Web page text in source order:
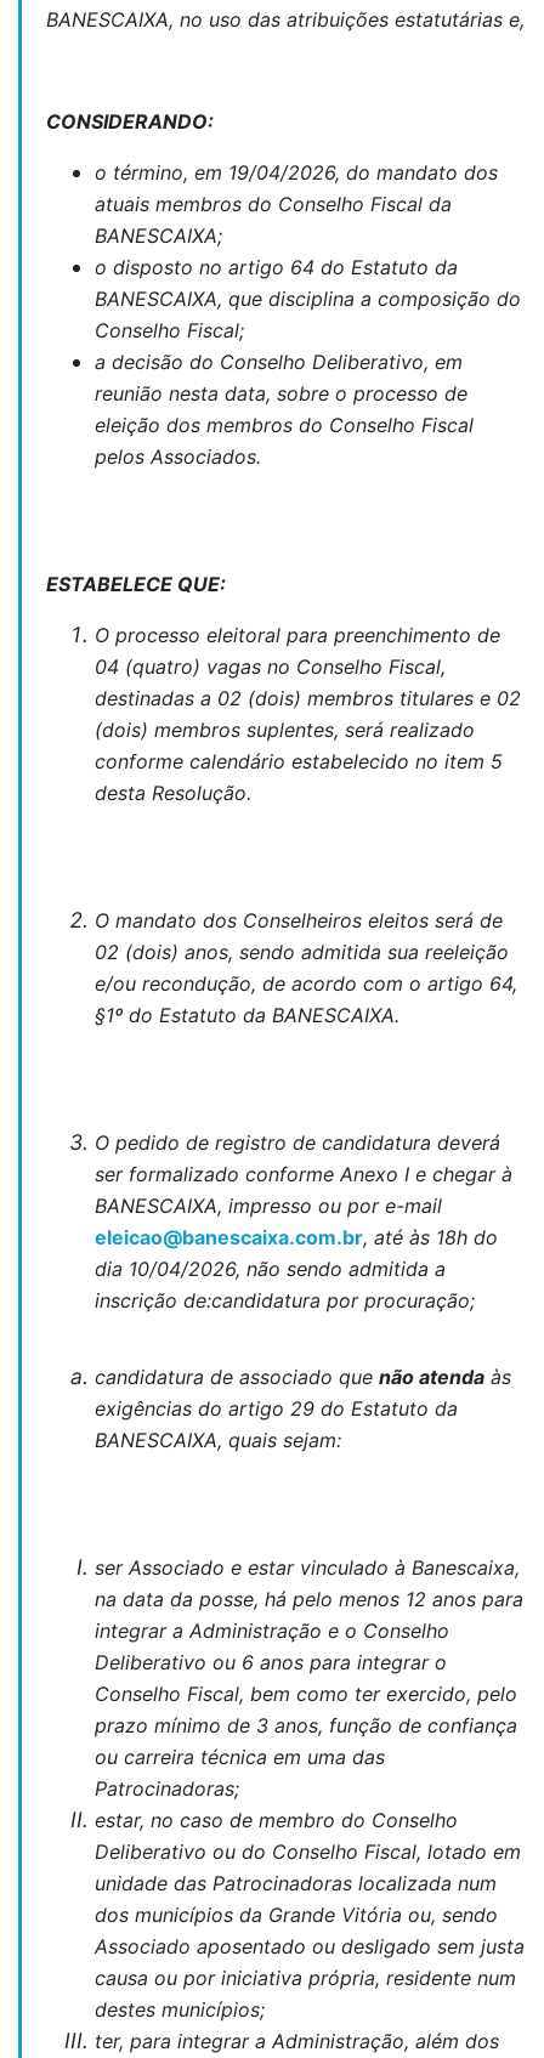
BANESCAIXA, no uso das atribuições estatutárias e,
CONSIDERANDO:
o término, em 19/04/2026, do mandato dos
atuais membros do Conselho Fiscal da
BANESCAIXA;
o disposto no artigo 64 do Estatuto da
BANESCAIXA, que disciplina a composição do
Conselho Fiscal;
a decisão do Conselho Deliberativo, em
reunião nesta data, sobre o processo de
eleição dos membros do Conselho Fiscal
pelos Associados.
ESTABELECE QUE:
O processo eleitoral para preenchimento de
04 (quatro) vagas no Conselho Fiscal,
destinadas a 02 (dois) membros titulares e 02
(dois) membros suplentes, será realizado
conforme calendário estabelecido no item 5
desta Resolução.
O mandato dos Conselheiros eleitos será de
02 (dois) anos, sendo admitida sua reeleição
e/ou recondução, de acordo com o artigo 64,
§1º do Estatuto da BANESCAIXA.
O pedido de registro de candidatura deverá
ser formalizado conforme Anexo I e chegar à
BANESCAIXA, impresso ou por e-mail
eleicao@banescaixa.com.br, até às 18h do
dia 10/04/2026, não sendo admitida a
inscrição de:candidatura por procuração;
candidatura de associado que não atenda às
exigências do artigo 29 do Estatuto da
BANESCAIXA, quais sejam:
ser Associado e estar vinculado à Banescaixa,
na data da posse, há pelo menos 12 anos para
integrar a Administração e o Conselho
Deliberativo ou 6 anos para integrar o
Conselho Fiscal, bem como ter exercido, pelo
prazo mínimo de 3 anos, função de confiança
ou carreira técnica em uma das
Patrocinadoras;
estar, no caso de membro do Conselho
Deliberativo ou do Conselho Fiscal, lotado em
unidade das Patrocinadoras localizada num
dos municípios da Grande Vitória ou, sendo
Associado aposentado ou desligado sem justa
causa ou por iniciativa própria, residente num
destes municípios;
ter, para integrar a Administração, além dos